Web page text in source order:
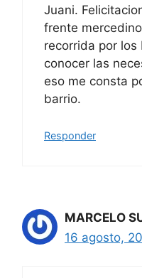
Juani.
frente
recorrida por los
conocer las
eso me consta
barrio.
Responder
MARCELO
16 agosto,